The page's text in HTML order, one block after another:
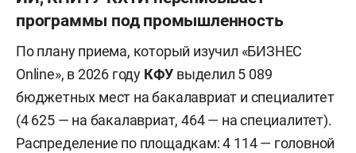
поступление можно будет любым способом,
независимо от способа подачи заявления», —
пояснили вКНИТУ-КХТИ. Любопытно, что в
ТИСБИ еще в прошлом году более 80%
заявлений пришло именно через «Госуслуги», так
что сервис уже стал для абитуриентов
основным.
программы под промышленность
По плану приема, который изучил «БИЗНЕС
Online», в 2026 году КФУ выделил 5 089
бюджетных мест на бакалавриат и специалитет
(4 625 — на бакалавриат, 464 — на специалитет).
Распределение по площадкам: 4 114 — головной